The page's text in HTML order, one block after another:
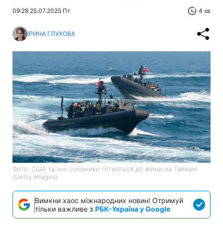
09:28 25.07.2025 Пт 4 хв
ІРИНА ГЛУХОВА
Фото: США та їхні союзники готуються до війни на Тайвані
(Getty Images)
Вимкни хаос міжнародних новин! Отримуй
тільки важливе з РБК-Україна у Google